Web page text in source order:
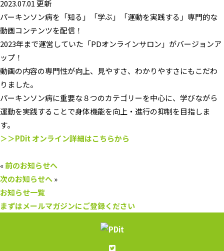
2023.07.01 更新
パーキンソン病を「知る」「学ぶ」「運動を実践する」専門的な
動画コンテンツを配信！
2023年まで運営していた「PDオンラインサロン」がバージョンア
ップ！
動画の内容の専門性が向上、見やすさ、わかりやすさにもこだわ
りました。
パーキンソン病に重要な８つのカテゴリーを中心に、学びながら
運動を実践することで身体機能を向上・進行の抑制を目指しま
す。
＞＞PDit オンライン詳細はこちらから
«前のお知らせへ
次のお知らせへ»
お知らせ一覧
まずはメールマガジンにご登録ください